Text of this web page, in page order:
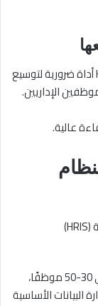
مع نمو الشركة وزيادة عدد الموظفين، يصبح HRIS أداة ضرورية لتوسيع
الإداريين.
عالية.
عندما يصل عدد الموظفين في المنظمة إلى حوالي 30-50 موظفًا،
البيانات الأساسية